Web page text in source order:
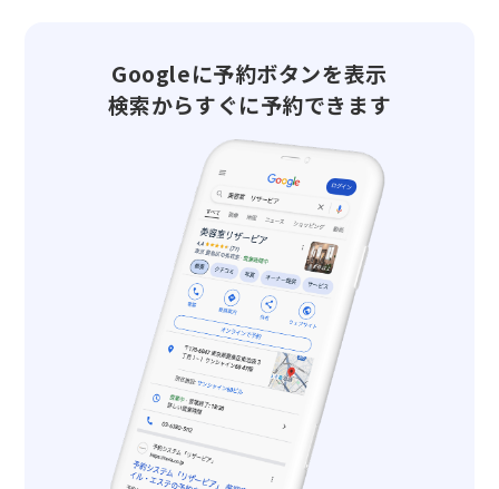
Googleに予約ボタンを表示
検索からすぐに予約できます